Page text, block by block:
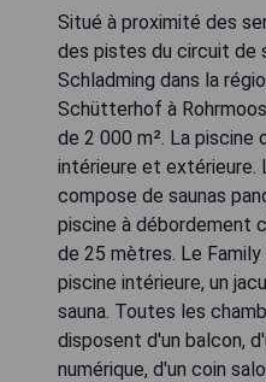
Situé à proximité des
des pistes du circuit de
Schladming dans la
Schütterhof à
de 2 000 m². La
intérieure et extérieure.
compose de saunas
piscine à débordement
de 25 mètres. Le
piscine intérieure, un
sauna. Toutes les
disposent d'un balcon,
numérique, d'un coin